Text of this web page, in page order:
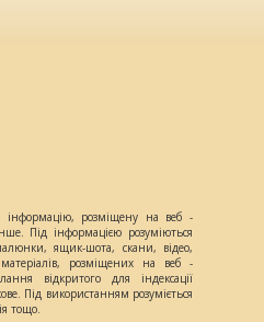
інформацію, розміщену на веб -
Під інформацією розуміються
ящик-шота, скани, відео,
розміщених на веб -
відкритого для індексації
Під використанням розуміється
тощо.